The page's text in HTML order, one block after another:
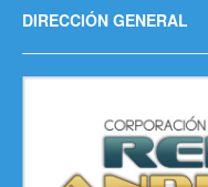
DIRECCIÓN GENERAL